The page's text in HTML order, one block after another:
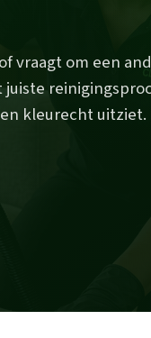
vraagt om een
kleurecht uitziet.